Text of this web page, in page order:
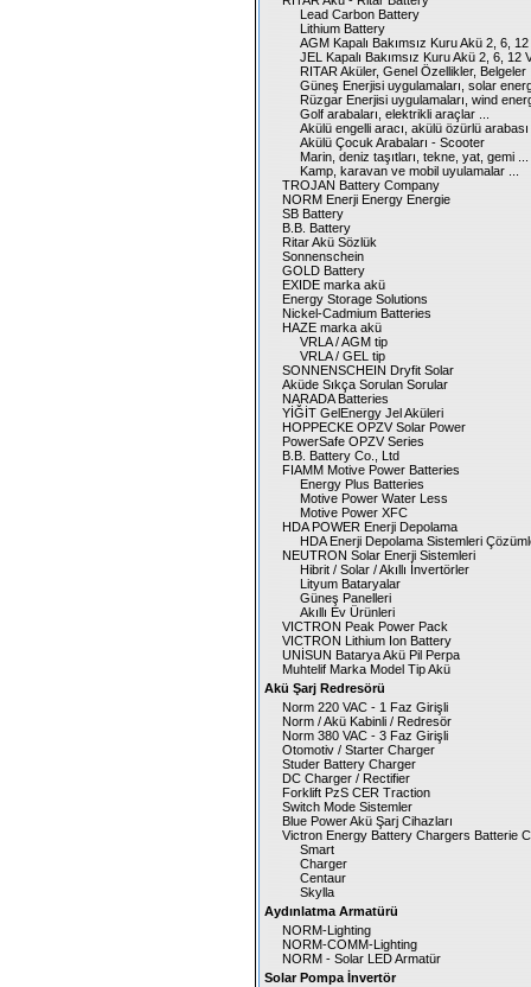
Lead Carbon Battery
Lithium Battery
AGM Kapalı Bakımsız Kuru Akü 2, 6, 12
JEL Kapalı Bakımsız Kuru Akü 2, 6, 12
RITAR Aküler, Genel Özellikler, Belgeler
Güneş Enerjisi uygulamaları, solar
Rüzgar Enerjisi uygulamaları, wind
Golf arabaları, elektrikli araçlar ...
Akülü engelli aracı, akülü özürlü arabası
Akülü Çocuk Arabaları - Scooter
Marin, deniz taşıtları, tekne, yat, gemi ...
Kamp, karavan ve mobil uyulamalar ...
TROJAN Battery Company
NORM Enerji Energy Energie
SB Battery
B.B. Battery
Ritar Akü Sözlük
Sonnenschein
GOLD Battery
EXIDE marka akü
Energy Storage Solutions
Nickel-Cadmium Batteries
HAZE marka akü
VRLA / AGM tip
VRLA / GEL tip
SONNENSCHEIN Dryfit Solar
Aküde Sıkça Sorulan Sorular
NARADA Batteries
YİĞİT GelEnergy Jel Aküleri
HOPPECKE OPZV Solar Power
PowerSafe OPZV Series
B.B. Battery Co., Ltd
FIAMM Motive Power Batteries
Energy Plus Batteries
Motive Power Water Less
Motive Power XFC
HDA POWER Enerji Depolama
HDA Enerji Depolama Sistemleri
NEUTRON Solar Enerji Sistemleri
Hibrit / Solar / Akıllı İnvertörler
Lityum Bataryalar
Güneş Panelleri
Akıllı Ev Ürünleri
VICTRON Peak Power Pack
VICTRON Lithium Ion Battery
UNİSUN Batarya Akü Pil Perpa
Muhtelif Marka Model Tip Akü
Akü Şarj Redresörü
Norm 220 VAC - 1 Faz Girişli
Norm / Akü Kabinli / Redresör
Norm 380 VAC - 3 Faz Girişli
Otomotiv / Starter Charger
Studer Battery Charger
DC Charger / Rectifier
Forklift PzS CER Traction
Switch Mode Sistemler
Blue Power Akü Şarj Cihazları
Victron Energy Battery Chargers Batterie
Smart
Charger
Centaur
Skylla
Aydınlatma Armatürü
NORM-Lighting
NORM-COMM-Lighting
NORM - Solar LED Armatür
Solar Pompa İnvertör